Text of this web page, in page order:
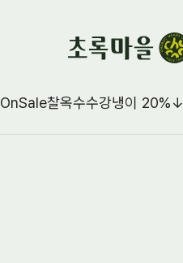
OnSale찰옥수수강냉이 20%↓